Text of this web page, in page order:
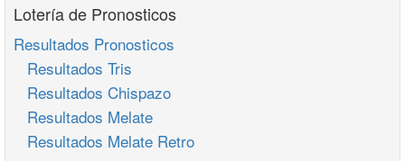
Lotería de Pronosticos
Resultados Pronosticos
Resultados Tris
Resultados Chispazo
Resultados Melate
Resultados Melate Retro